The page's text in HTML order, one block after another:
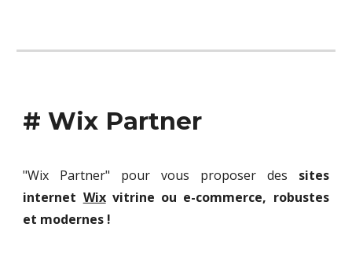
# Wix Partner
"Wix Partner" pour vous proposer des sites
internet Wix vitrine ou e-commerce, robustes
et modernes !